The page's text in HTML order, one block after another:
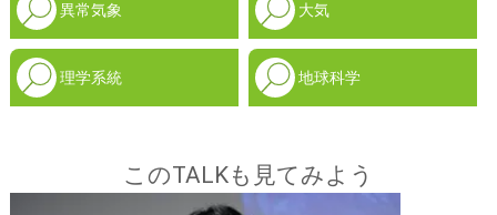
異常気象 大気
理学系統 地球科学
このTALKも見てみよう